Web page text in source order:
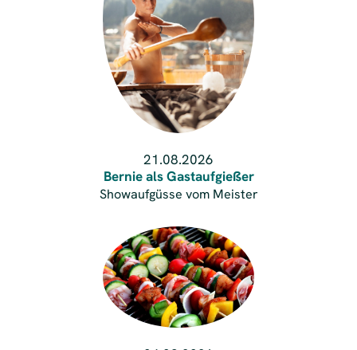
21.08.2026
Bernie als Gastaufgießer
Showaufgüsse vom Meister